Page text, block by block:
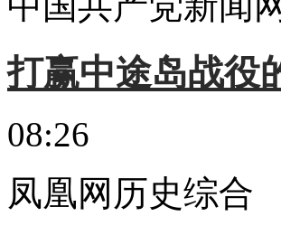
打赢中途岛战役
08:26
凤凰网历史综合